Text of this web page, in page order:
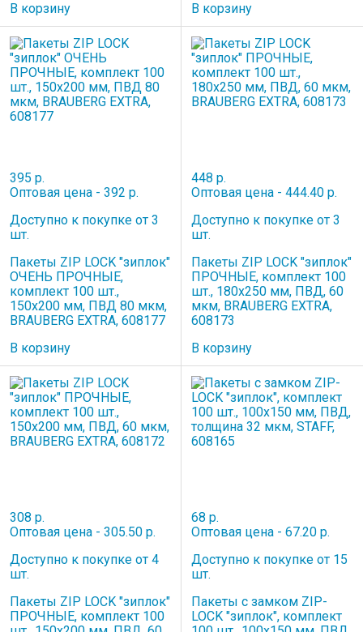
В корзину
В корзину
395 р.
Оптовая цена - 392 р.
Доступно к покупке от 3
шт.
Пакеты ZIP LOCK "зиплок"
ОЧЕНЬ ПРОЧНЫЕ,
комплект 100 шт.,
150х200 мм, ПВД 80 мкм,
BRAUBERG EXTRA, 608177
В корзину
448 р.
Оптовая цена - 444.40 р.
Доступно к покупке от 3
шт.
Пакеты ZIP LOCK "зиплок"
ПРОЧНЫЕ, комплект 100
шт., 180х250 мм, ПВД, 60
мкм, BRAUBERG EXTRA,
608173
В корзину
308 р.
Оптовая цена - 305.50 р.
Доступно к покупке от 4
шт.
Пакеты ZIP LOCK "зиплок"
ПРОЧНЫЕ, комплект 100
68 р.
Оптовая цена - 67.20 р.
Доступно к покупке от 15
шт.
Пакеты с замком ZIP-
LOCK "зиплок", комплект